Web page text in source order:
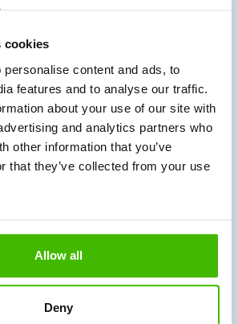
cookies
content and ads, to
features and to analyse our traffic.
about your use of our site with
and analytics partners who
other information that you’ve
that they’ve collected from your use
Allow all
Deny